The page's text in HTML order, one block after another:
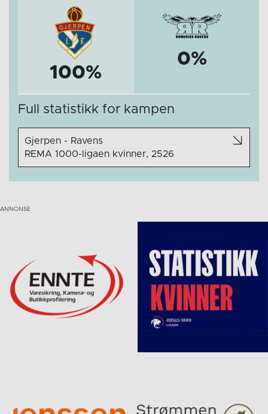
100%
0%
Full statistikk for kampen
Gjerpen - Ravens
REMA 1000-ligaen kvinner, 2526